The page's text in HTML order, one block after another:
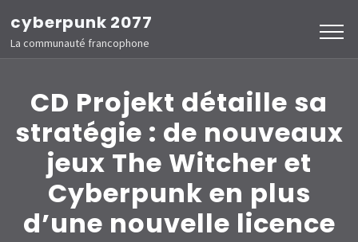
au
contenu
Entrée)
cyberpunk 2077
La communauté francophone
CD Projekt détaille sa
stratégie : de nouveaux
jeux The Witcher et
Cyberpunk en plus
d’une nouvelle licence